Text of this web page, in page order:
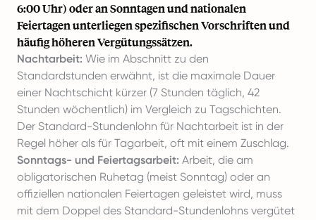
6:00 Uhr) oder an Sonntagen und nationalen
Feiertagen unterliegen spezifischen Vorschriften und
häufig höheren Vergütungssätzen.
Nachtarbeit: Wie im Abschnitt zu den
Standardstunden erwähnt, ist die maximale Dauer
einer Nachtschicht kürzer (7 Stunden täglich, 42
Stunden wöchentlich) im Vergleich zu Tagschichten.
Der Standard-Stundenlohn für Nachtarbeit ist in der
Regel höher als für Tagarbeit, oft mit einem Zuschlag.
Sonntags- und Feiertagsarbeit: Arbeit, die am
obligatorischen Ruhetag (meist Sonntag) oder an
offiziellen nationalen Feiertagen geleistet wird, muss
mit dem Doppel des Standard-Stundenlohns vergütet